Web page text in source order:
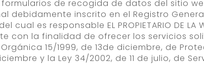
de recogida de datos del sitio
inscrito en el Registro
es responsable EL PROPIETARIO DE LA
con la finalidad de ofrecer los servicios
15/1999, de 13de diciembre, de
y la Ley 34/2002, de 11 de julio, de